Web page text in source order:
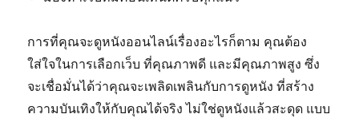
การที่คุณจะดูหนังออนไลน์เรื่องอะไรก็ตาม คุณต้อง
ใส่ใจในการเลือกเว็บ ที่คุณภาพดี และมีคุณภาพสูง ซึ่ง
จะเชื่อมั่นได้ว่าคุณจะเพลิดเพลินกับการดูหนัง ที่สร้าง
ความบันเทิงให้กับคุณได้จริง ไม่ใช่ดูหนังแล้วสะดุด แบบ